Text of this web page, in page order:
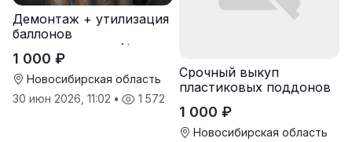
Демонтаж + утилизация
баллонов
пожаротушения (фреон,
хладон) с истекшим
сроком
1 000 ₽
Новосибирская область
30 июн 2026, 11:02 • 1 572
Срочный выкуп
пластиковых поддонов
Новосибирске
1 000 ₽
Новосибирская область